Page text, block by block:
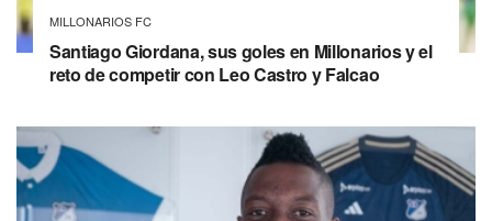
MILLONARIOS FC
Santiago Giordana, sus goles en Millonarios y el
reto de competir con Leo Castro y Falcao